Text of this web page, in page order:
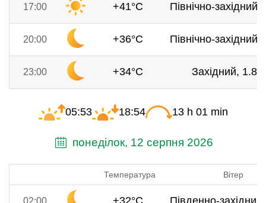
17:00 +41°C Північно-
20:00 +36°C Північно-
23:00 +34°C Західний, 1.8
05:53 18:54 13 h 01 min
понеділок, 12 серпня 2026
Температура Вітер